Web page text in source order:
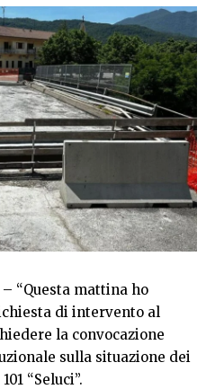
“Questa mattina ho
di intervento al
la convocazione
sulla situazione dei
“Seluci”.